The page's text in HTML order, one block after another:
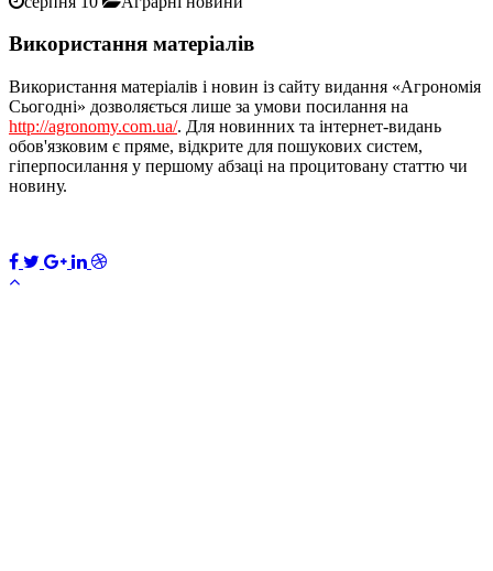
Використання матеріалів
Використання матеріалів і новин із сайту видання «Агрономія
Сьогодні» дозволяється лише за умови посилання на
http://agronomy.com.ua/. Для новинних та інтернет-видань
обов'язковим є пряме, відкрите для пошукових систем,
гіперпосилання у першому абзаці на процитовану статтю чи
новину.